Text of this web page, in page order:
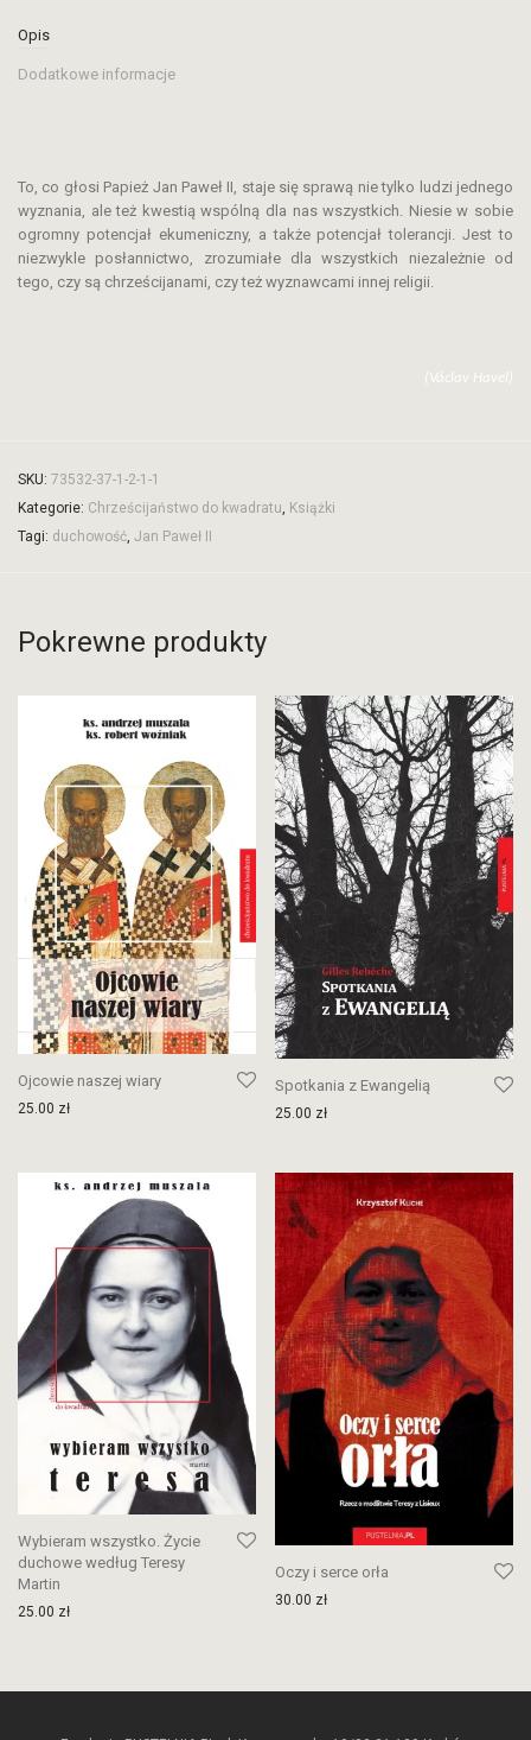
Opis
Dodatkowe informacje
To, co głosi Papież Jan Paweł II, staje się sprawą nie tylko ludzi jednego
wyznania, ale też kwestią wspólną dla nas wszystkich. Niesie w sobie
ogromny potencjał ekumeniczny, a także potencjał tolerancji. Jest to
niezwykle posłannictwo, zrozumiałe dla wszystkich niezależnie od
tego, czy są chrześcijanami, czy też wyznawcami innej religii.
(Václav Havel)
SKU: 73532-37-1-2-1-1
Kategorie: Chrześcijaństwo do kwadratu Książki
Tagi: duchowość Jan Paweł II
Pokrewne produkty
Ojcowie naszej wiary
25.00 zł
Spotkania z Ewangelią
25.00 zł
Wybieram wszystko. Życie
duchowe według Teresy
Martin
25.00 zł
Oczy i serce orła
30.00 zł